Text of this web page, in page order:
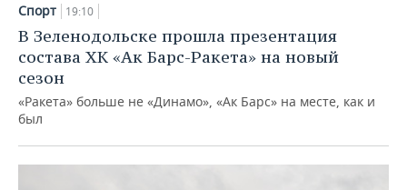
Спорт 19:10
В Зеленодольске прошла презентация
состава ХК «Ак Барс-Ракета» на новый
сезон
«Ракета» больше не «Динамо», «Ак Барс» на месте, как и
был